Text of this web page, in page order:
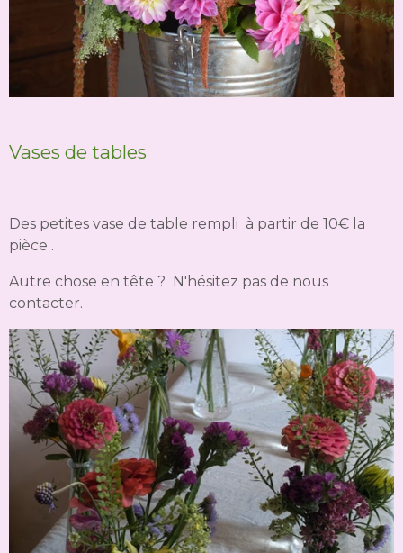
Vases de tables
Des petites vase de table rempli à partir de 10€ la
pièce .
Autre chose en tête ? N'hésitez pas de nous
contacter.